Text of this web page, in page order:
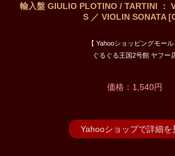
輸入盤 GIULIO PLOTINO / TARTINI ：
S ／ VIOLIN SONATA
【 Yahooショッピングモール
ぐるぐる王国2号館 ヤフー
価格：1,540円
Yahooショップで詳細を